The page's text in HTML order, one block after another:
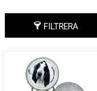
FILTRERA